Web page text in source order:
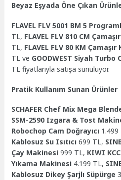
Beyaz Eşyada Öne Çıkan
FLAVEL FLV 5001 BM 5
TL, FLAVEL FLV 810 CM
TL, FLAVEL FLV 80 KM
TL ve GOODWEST Siyah
TL fiyatlarıyla satışa sunuluyor.
Pratik Kullanım Sunan Ürünler
SCHAFER Chef Mix Mega
SSM-2590 Izgara & Tost
Robochop Cam Doğrayıcı 1.499
Kablosuz Su Isıtıcı699 TL,
Çay Makinesi 999 TL, KIWI
Yıkama Makinesi 4.199 TL,
Kablosuz Dikey Şarjlı Süpürge